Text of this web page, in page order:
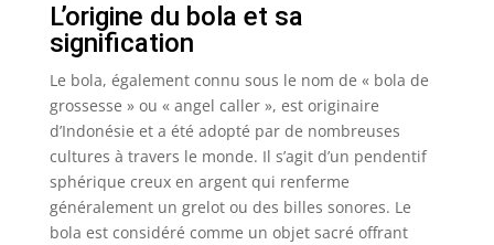
L’origine du bola et sa
signification
Le bola, également connu sous le nom de « bola de
grossesse » ou « angel caller », est originaire
d’Indonésie et a été adopté par de nombreuses
cultures à travers le monde. Il s’agit d’un pendentif
sphérique creux en argent qui renferme
généralement un grelot ou des billes sonores. Le
bola est considéré comme un objet sacré offrant